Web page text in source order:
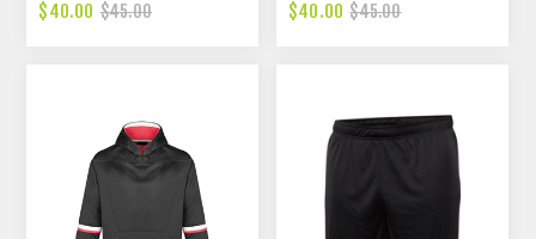
$40.00 $45.00 $40.00 $45.00